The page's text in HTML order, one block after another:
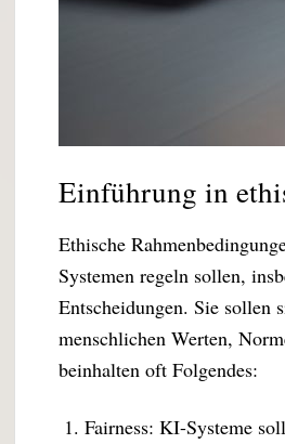
Einführung in
Ethische
Systemen regeln sollen,
Entscheidungen. Sie sollen
menschlichen Werten,
beinhalten oft Folgendes:
Fairness: KI-Systeme